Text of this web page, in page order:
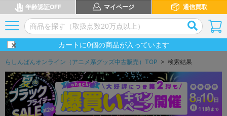
年齢認証OFF マイページ 通信買取
カートに0個の商品が入っています
らしんばんオンライン（アニメ系グッズ中古販売）TOP > 検索結果